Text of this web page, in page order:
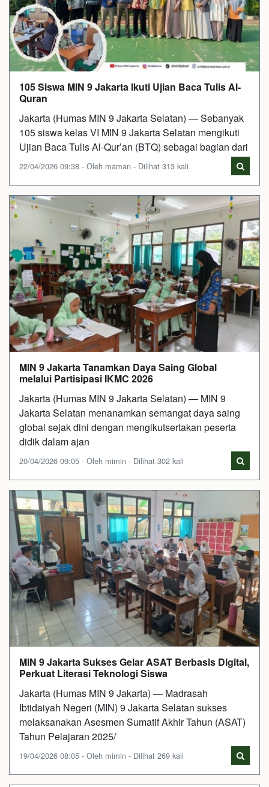
105 Siswa MIN 9 Jakarta Ikuti Ujian Baca Tulis Al-
Quran
Jakarta (Humas MIN 9 Jakarta Selatan) — Sebanyak
105 siswa kelas VI MIN 9 Jakarta Selatan mengikuti
Ujian Baca Tulis Al-Qur’an (BTQ) sebagai bagian dari
22/04/2026 09:38 - Oleh maman - Dilihat 313 kali
MIN 9 Jakarta Tanamkan Daya Saing Global
melalui Partisipasi IKMC 2026
Jakarta (Humas MIN 9 Jakarta Selatan) — MIN 9
Jakarta Selatan menanamkan semangat daya saing
global sejak dini dengan mengikutsertakan peserta
didik dalam ajan
20/04/2026 09:05 - Oleh mimin - Dilihat 302 kali
MIN 9 Jakarta Sukses Gelar ASAT Berbasis Digital,
Perkuat Literasi Teknologi Siswa
Jakarta (Humas MIN 9 Jakarta) — Madrasah
Ibtidaiyah Negeri (MIN) 9 Jakarta Selatan sukses
melaksanakan Asesmen Sumatif Akhir Tahun (ASAT)
Tahun Pelajaran 2025/
19/04/2026 08:05 - Oleh mimin - Dilihat 269 kali